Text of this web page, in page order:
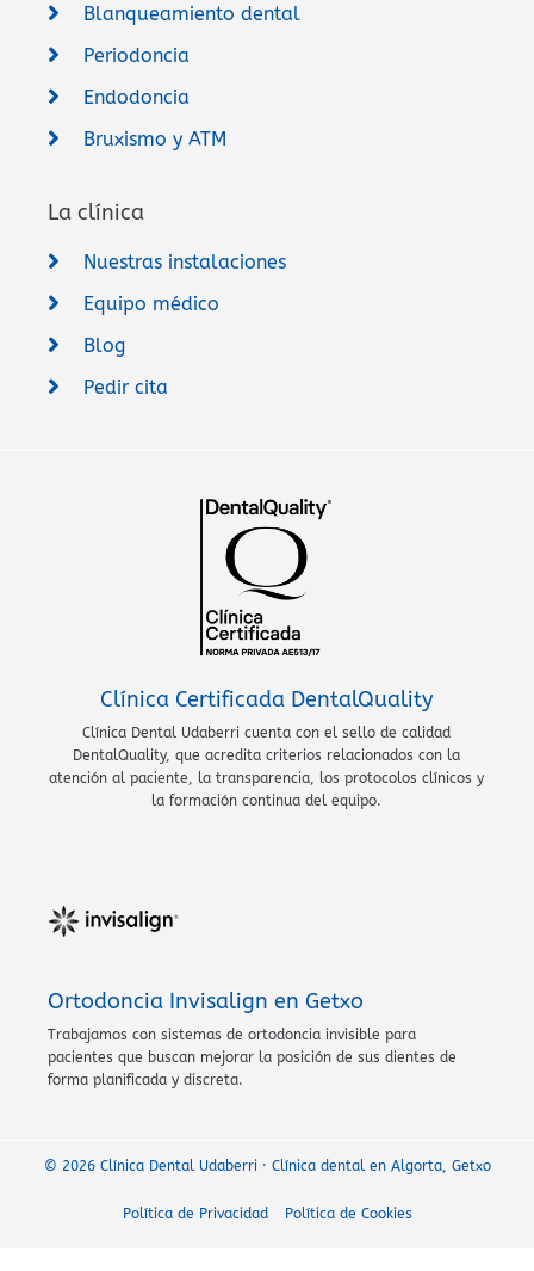
Blanqueamiento dental
Periodoncia
Endodoncia
Bruxismo y ATM
La clínica
Nuestras instalaciones
Equipo médico
Blog
Pedir cita
Clínica Certificada DentalQuality
Clínica Dental Udaberri cuenta con el sello de calidad
DentalQuality, que acredita criterios relacionados con la
atención al paciente, la transparencia, los protocolos clínicos y
la formación continua del equipo.
Ortodoncia Invisalign en Getxo
Trabajamos con sistemas de ortodoncia invisible para
pacientes que buscan mejorar la posición de sus dientes de
forma planificada y discreta.
© 2026 Clínica Dental Udaberri · Clínica dental en Algorta, Getxo
Política de Privacidad Política de Cookies